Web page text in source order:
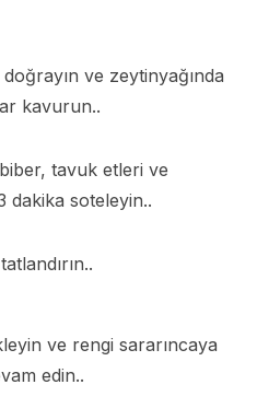
ve zeytinyağında
kavurun..
tavuk etleri ve
dakika soteleyin..
ve rengi sararıncaya
edin..